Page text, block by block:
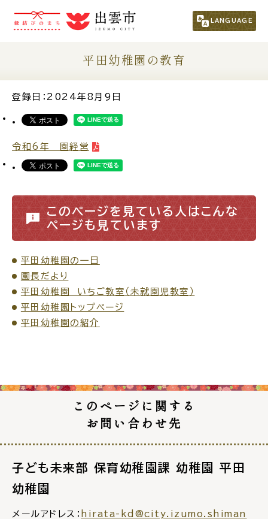
LANGUAGE
市民の方 （くらし・行政・議会）
事業者の方
観光される方
移住・定住をお考えの方
For Foreigners
新着情報一覧
ふるさと納税
場面
妊娠・出産 子育て
入園・入学 結婚・離婚
平田幼稚園の教育
登録日：2024年8月9日
令和6年 園経営
このページを見ている人はこんな
ページも見ています
平田幼稚園の一日
園長だより
平田幼稚園 いちご教室（未就園児教室）
平田幼稚園トップページ
平田幼稚園の紹介
このページに関する
お問い合わせ先
子ども未来部 保育幼稚園課 幼稚園 平田
幼稚園
メールアドレス： hirata-kd@city.izumo.shiman